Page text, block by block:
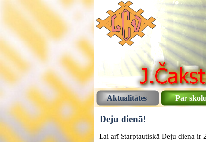
Aktualitātes Par skolu
Deju dienā!
Lai arī Starptautiskā Deju diena ir